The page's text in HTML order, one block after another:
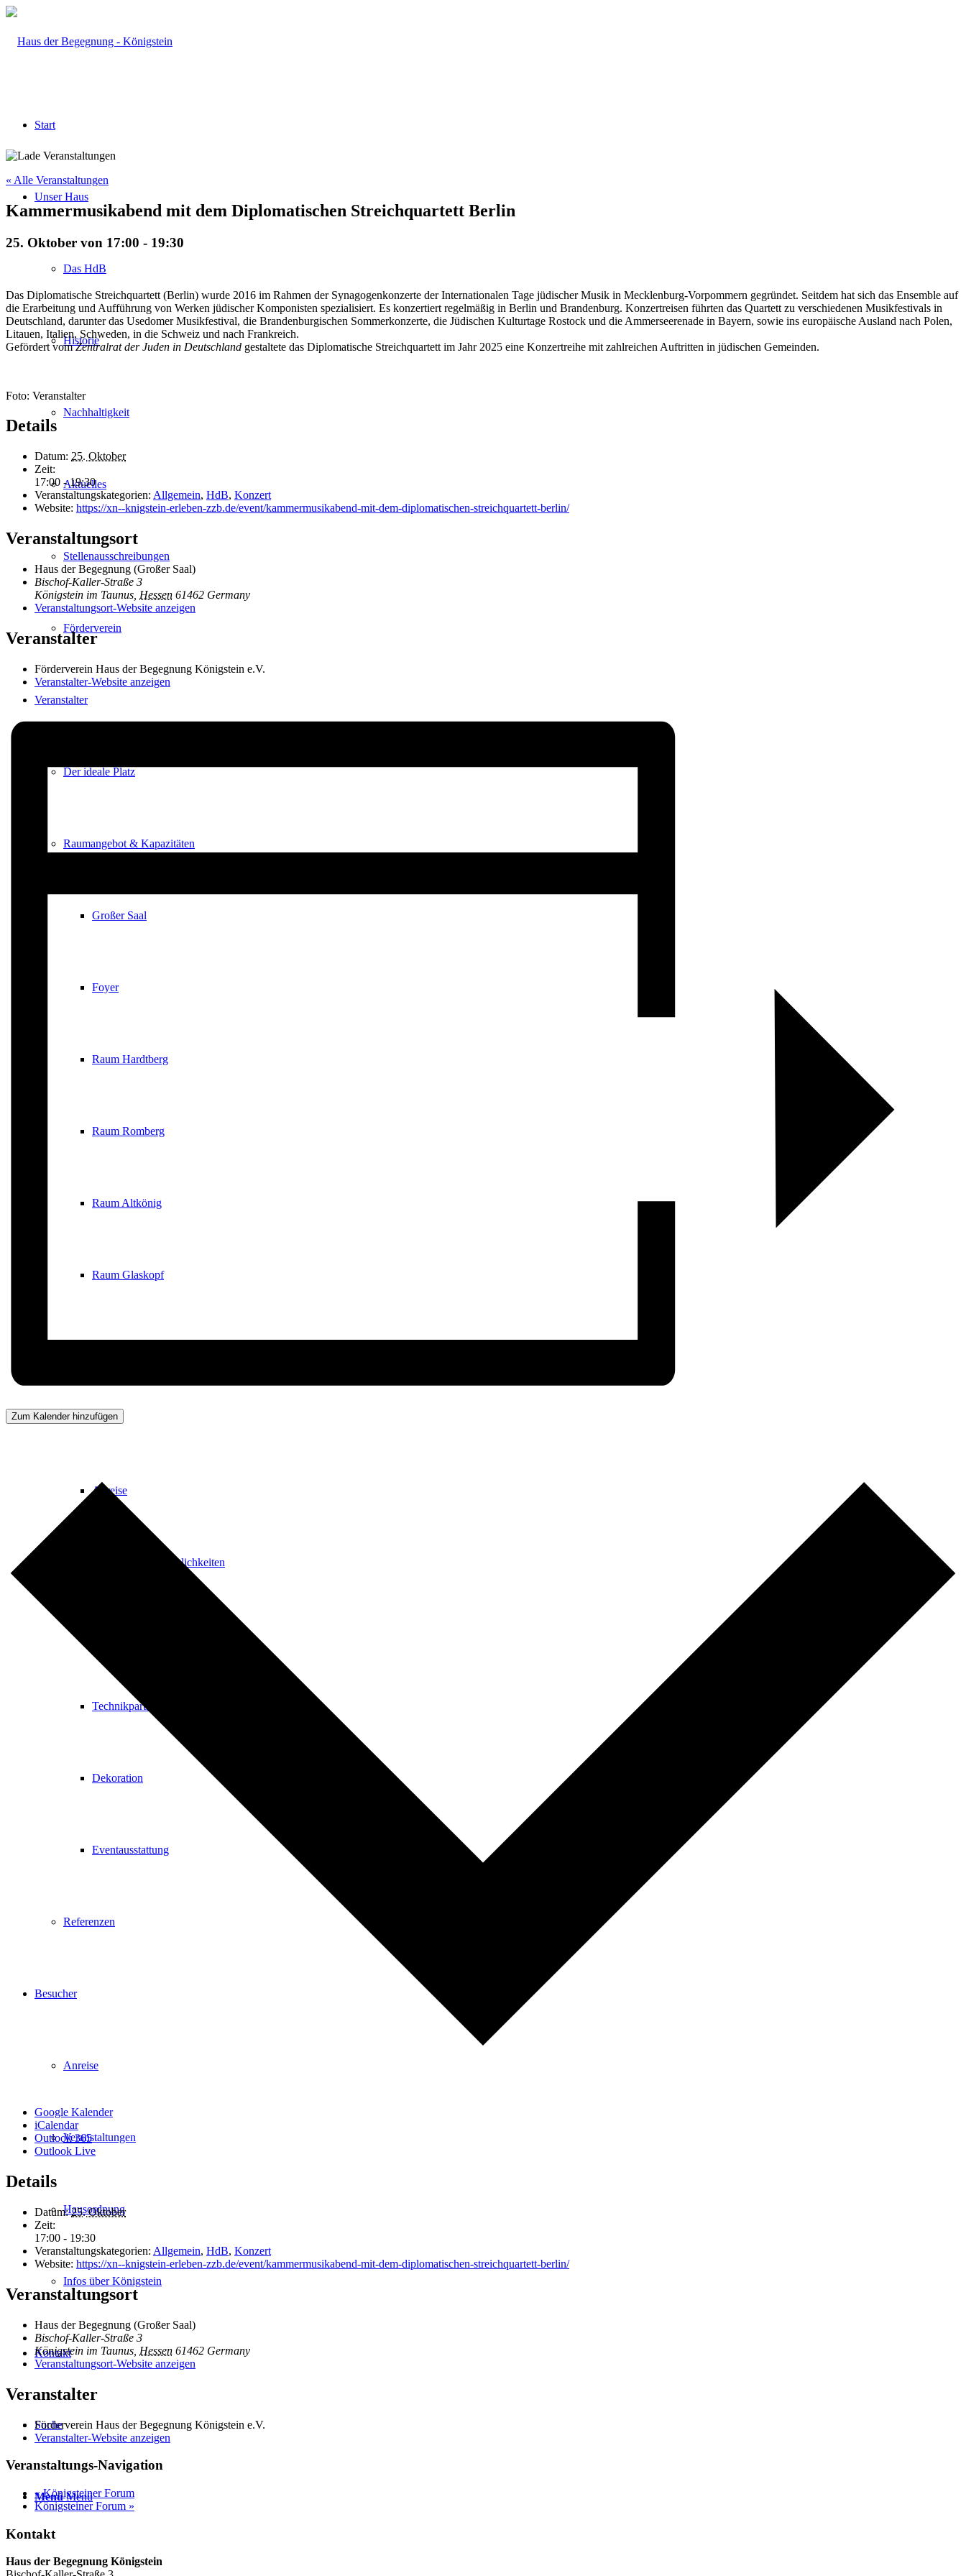
Start
Unser Haus
Das HdB
Historie
Nachhaltigkeit
Aktuelles
Stellenausschreibungen
Förderverein
Veranstalter
Der ideale Platz
Raumangebot & Kapazitäten
Großer Saal
Foyer
Raum Hardtberg
Raum Romberg
Raum Altkönig
Raum Glaskopf
Service
Anreise
Übernachtungsmöglichkeiten
Technikpartner
Dekoration
Eventausstattung
Referenzen
Besucher
Anreise
Veranstaltungen
Hausordnung
Infos über Königstein
Kontakt
Suche
Menü Menü
« Alle Veranstaltungen
Kammermusikabend mit dem Diplomatischen Streichquartett Berlin
25. Oktober von 17:00 - 19:30
Das Diplomatische Streichquartett (Berlin) wurde 2016 im Rahmen der Synagogenkonzerte der Internationalen Tage jüdischer Musik in Mecklenburg-Vorpommern gegründet. Seitdem hat sich das Ensemble auf
die Erarbeitung und Aufführung von Werken jüdischer Komponisten spezialisiert. Es konzertiert regelmäßig in Berlin und Brandenburg. Konzertreisen führten das Quartett zu verschiedenen Musikfestivals in
Deutschland, darunter das Usedomer Musikfestival, die Brandenburgischen Sommerkonzerte, die Jüdischen Kulturtage Rostock und die Ammerseerenade in Bayern, sowie ins europäische Ausland nach Polen,
Litauen, Italien, Schweden, in die Schweiz und nach Frankreich.
Gefördert vomZentralrat der Juden in Deutschland gestaltete das Diplomatische Streichquartett im Jahr 2025 eine Konzertreihe mit zahlreichen Auftritten in jüdischen Gemeinden.
Foto: Veranstalter
Details
Datum: 25. Oktober
Zeit:
17:00 - 19:30
Veranstaltungskategorien: Allgemein, HdB, Konzert
Website: https://xn--knigstein-erleben-zzb.de/event/kammermusikabend-mit-dem-diplomatischen-streichquartett-berlin/
Veranstaltungsort
Haus der Begegnung (Großer Saal)
Bischof-Kaller-Straße 3
Königstein im Taunus Hessen 61462 Germany
Veranstaltungsort-Website anzeigen
Veranstalter
Förderverein Haus der Begegnung Königstein e.V.
Veranstalter-Website anzeigen
Zum Kalender hinzufügen
Google Kalender
iCalendar
Outlook 365
Outlook Live
Details
Datum: 25. Oktober
Zeit:
17:00 - 19:30
Veranstaltungskategorien: Allgemein, HdB, Konzert
Website: https://xn--knigstein-erleben-zzb.de/event/kammermusikabend-mit-dem-diplomatischen-streichquartett-berlin/
Veranstaltungsort
Haus der Begegnung (Großer Saal)
Bischof-Kaller-Straße 3
Königstein im Taunus Hessen 61462 Germany
Veranstaltungsort-Website anzeigen
Veranstalter
Förderverein Haus der Begegnung Königstein e.V.
Veranstalter-Website anzeigen
Veranstaltungs-Navigation
«Königsteiner Forum
Königsteiner Forum »
Kontakt
Haus der Begegnung Königstein